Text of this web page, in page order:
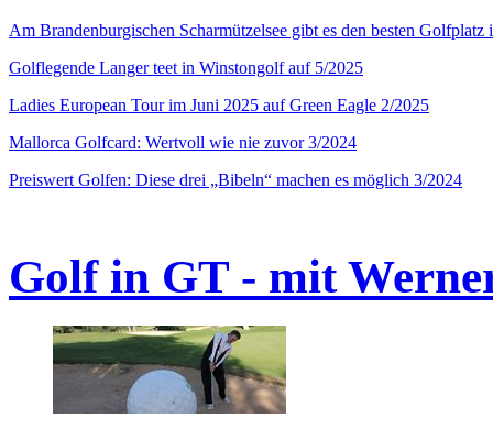
Am Brandenburgischen Scharmützelsee gibt es den besten
Golflegende Langer teet in Winstongolf auf 5/2025
Ladies European Tour im Juni 2025 auf Green Eagle 2/2025
Mallorca Golfcard: Wertvoll wie nie zuvor 3/2024
Preiswert Golfen: Diese drei „Bibeln“ machen es möglich 3/2024
Golf in GT - mit